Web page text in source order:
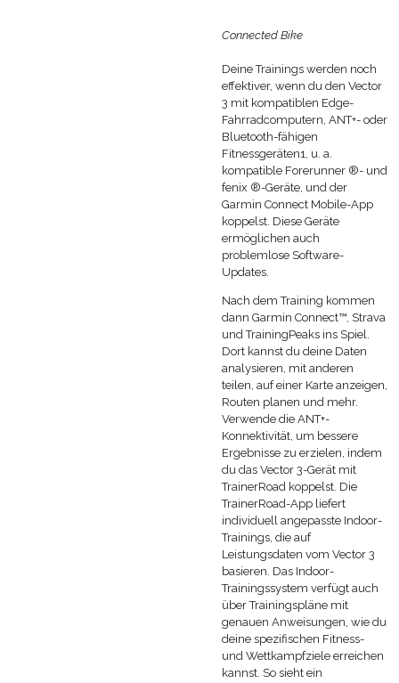
Connected Bike
Deine Trainings werden noch
effektiver, wenn du den Vector
3 mit kompatiblen Edge-
Fahrradcomputern, ANT+- oder
Bluetooth-fähigen
Fitnessgeräten1, u. a.
kompatible Forerunner ®- und
fenix ®-Geräte, und der
Garmin Connect Mobile-App
koppelst. Diese Geräte
ermöglichen auch
problemlose Software-
Updates.
Nach dem Training kommen
dann Garmin Connect™, Strava
und TrainingPeaks ins Spiel.
Dort kannst du deine Daten
analysieren, mit anderen
teilen, auf einer Karte anzeigen,
Routen planen und mehr.
Verwende die ANT+-
Konnektivität, um bessere
Ergebnisse zu erzielen, indem
du das Vector 3-Gerät mit
TrainerRoad koppelst. Die
TrainerRoad-App liefert
individuell angepasste Indoor-
Trainings, die auf
Leistungsdaten vom Vector 3
basieren. Das Indoor-
Trainingssystem verfügt auch
über Trainingspläne mit
genauen Anweisungen, wie du
deine spezifischen Fitness-
und Wettkampfziele erreichen
kannst. So sieht ein